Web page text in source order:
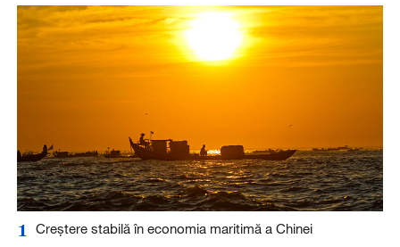
1 Creștere stabilă în economia maritimă a Chinei